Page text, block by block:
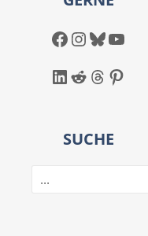
Facebook InstagramBluesky YouTube
LinkedIn Reddit Threads Pinterest
SUCHE